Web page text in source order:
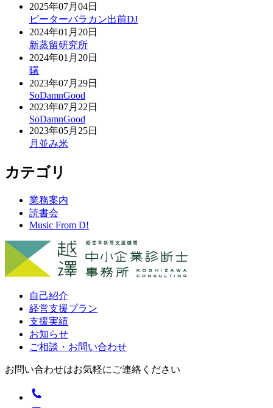
2025年07月04日
ピーターバラカン出前DJ
2024年01月20日
新蒸留研究所
2024年01月20日
曙
2023年07月29日
SoDamnGood
2023年07月22日
SoDamnGood
2023年05月25日
月並み米
カテゴリ
業務案内
読書会
Music From D!
自己紹介
経営支援プラン
支援実績
お知らせ
ご相談・お問い合わせ
お問い合わせはお気軽にご連絡ください